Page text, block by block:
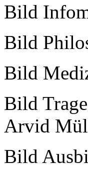
Bild
Bild
Bild
Bild
Arvid
Bild